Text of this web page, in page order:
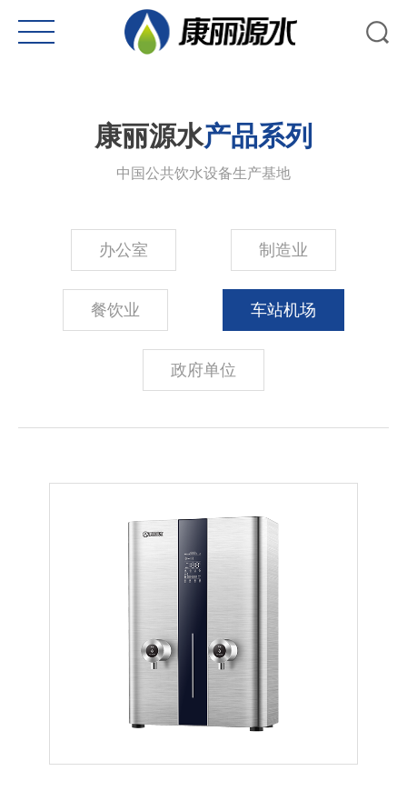
康丽源水产品系列
中国公共饮水设备生产基地
办公室 制造业
餐饮业 车站机场
政府单位